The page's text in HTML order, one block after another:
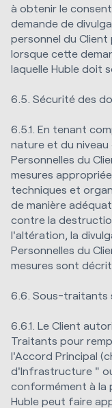
à obtenir le
demande de
personnel du
lorsque cette
laquelle Huble doit
6.5. Sécurité des
6.5.1. En tenant
nature et du niveau
Personnelles du
mesures
techniques et
de manière
contre la
l'altération, la
Personnelles du
mesures sont
6.6. Sous-traitants
6.6.1. Le Client
Traitants pour
l'Accord Principal
d'Infrastructure "
conformément à la
Huble peut faire